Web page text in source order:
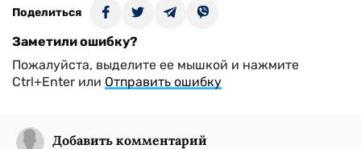
Поделиться
Заметили ошибку?
Пожалуйста, выделите ее мышкой и нажмите
Ctrl+Enter или Отправить ошибку
Добавить комментарий